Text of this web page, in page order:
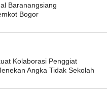
Baranangsiang
Bogor
Kolaborasi Penggiat
Angka Tidak Sekolah